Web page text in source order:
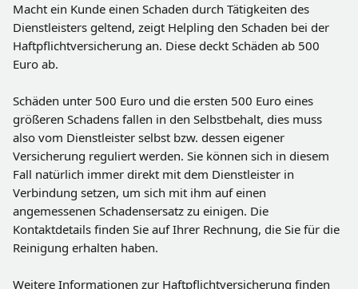
Macht ein Kunde einen Schaden durch Tätigkeiten des
Dienstleisters geltend, zeigt Helpling den Schaden bei der
Haftpflichtversicherung an. Diese deckt Schäden ab 500
Euro ab.
Schäden unter 500 Euro und die ersten 500 Euro eines
größeren Schadens fallen in den Selbstbehalt, dies muss
also vom Dienstleister selbst bzw. dessen eigener
Versicherung reguliert werden. Sie können sich in diesem
Fall natürlich immer direkt mit dem Dienstleister in
Verbindung setzen, um sich mit ihm auf einen
angemessenen Schadensersatz zu einigen. Die
Kontaktdetails finden Sie auf Ihrer Rechnung, die Sie für die
Reinigung erhalten haben.
Weitere Informationen zur Haftpflichtversicherung finden